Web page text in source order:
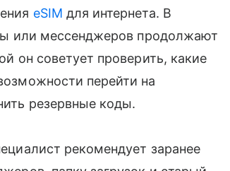
eSIM для интернета. В
или мессенджеров продолжают
он советует проверить, какие
перейти на
резервные коды.
рекомендует заранее